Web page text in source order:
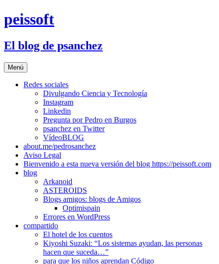
Saltar
al
peissoft
El blog de psanchez
Menú
Redes sociales
Divulgando Ciencia y Tecnología
Instagram
Linkedin
Pregunta por Pedro en Burgos
psanchez en Twitter
VídeoBLOG
about.me/pedrosanchez
Aviso Legal
Bienvenido a esta nueva versión del blog https://peissoft.com
blog
Arkanoid
ASTEROIDS
Blogs amigos: blogs de Amigos
Optimispain
Errores en WordPress
compartido
El hotel de los cuentos
Kiyoshi Suzaki: “Los sistemas ayudan, las personas
hacen que suceda…”
para que los niños aprendan Código